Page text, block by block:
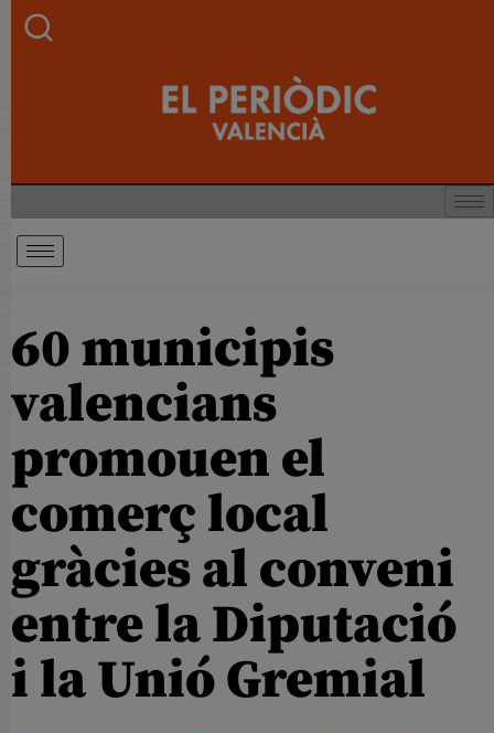
60 municipis
valencians
promouen el
comerç local
gràcies al conveni
entre la Diputació
i la Unió Gremial